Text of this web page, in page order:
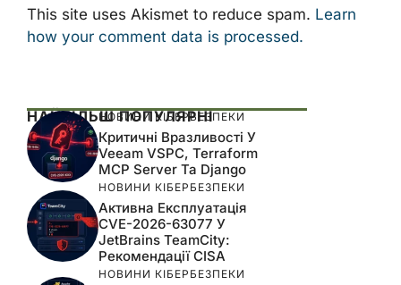
This site uses Akismet to reduce spam. Learn
how your comment data is processed.
НАЙБІЛЬШ ПОПУЛЯРНІ
НОВИНИ КІБЕРБЕЗПЕКИ
Критичні Вразливості У
Veeam VSPC, Terraform
MCP Server Та Django
НОВИНИ КІБЕРБЕЗПЕКИ
Активна Експлуатація
CVE-2026-63077 У
JetBrains TeamCity:
Рекомендації CISA
НОВИНИ КІБЕРБЕЗПЕКИ